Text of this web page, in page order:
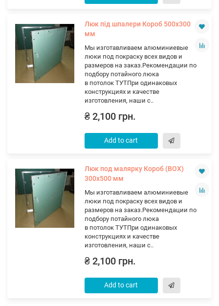
Люк під шпалери Короб 500х300
мм
Мы изготавливаем алюминиевые
люки под покраску всех видов и
размеров на заказ.Рекомендации по
подбору потайного люка
в потолок ТУТПри одинаковых
конструкциях и качестве
изготовления, наши с..
₴ 2,100 грн.
Add to cart
Люк под малярку Короб (ВОХ)
300х500 мм
Мы изготавливаем алюминиевые
люки под покраску всех видов и
размеров на заказ.Рекомендации по
подбору потайного люка
в потолок ТУТПри одинаковых
конструкциях и качестве
изготовления, наши с..
₴ 2,100 грн.
Add to cart